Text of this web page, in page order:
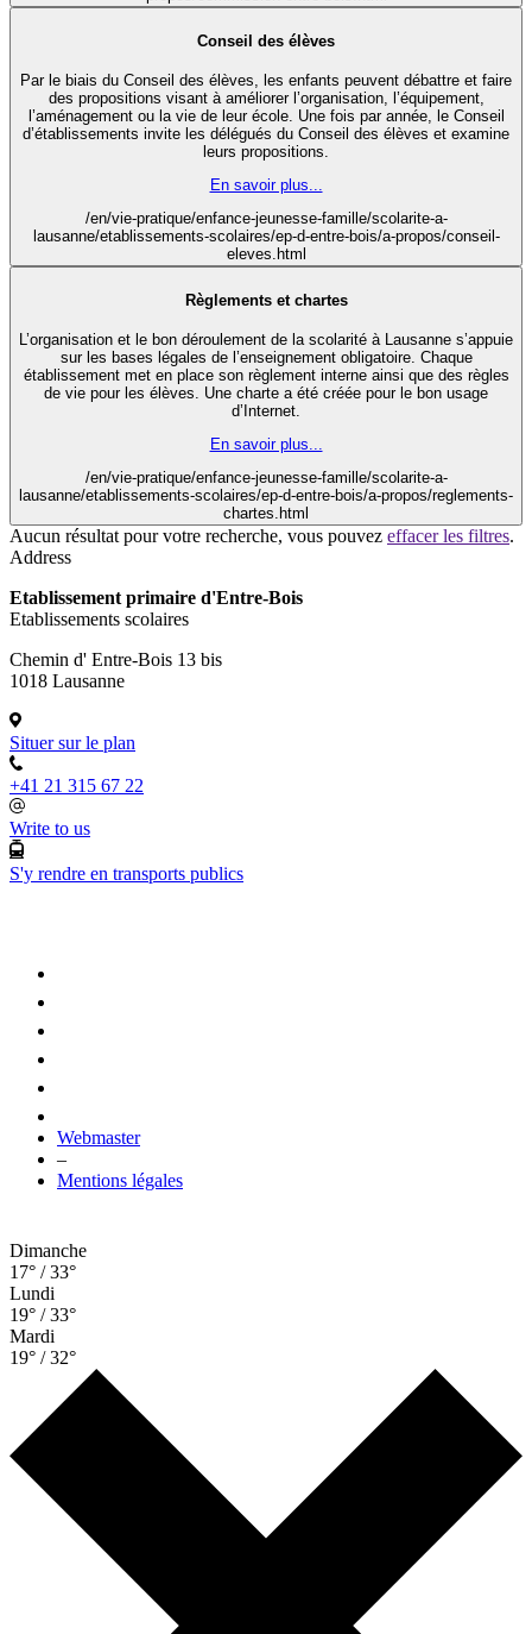
Conseil des élèves
Par le biais du Conseil des élèves, les enfants peuvent débattre et faire
des propositions visant à améliorer l’organisation, l’équipement,
l’aménagement ou la vie de leur école. Une fois par année, le Conseil
d’établissements invite les délégués du Conseil des élèves et examine
leurs propositions.
En savoir plus...
/en/vie-pratique/enfance-jeunesse-famille/scolarite-a-
lausanne/etablissements-scolaires/ep-d-entre-bois/a-propos/conseil-
eleves.html
Règlements et chartes
L’organisation et le bon déroulement de la scolarité à Lausanne s’appuie
sur les bases légales de l’enseignement obligatoire. Chaque
établissement met en place son règlement interne ainsi que des règles
de vie pour les élèves. Une charte a été créée pour le bon usage
d’Internet.
En savoir plus...
/en/vie-pratique/enfance-jeunesse-famille/scolarite-a-
lausanne/etablissements-scolaires/ep-d-entre-bois/a-propos/reglements-
chartes.html
Aucun résultat pour votre recherche, vous pouvez effacer les filtres.
Address
Etablissement primaire d'Entre-Bois
Etablissements scolaires
Chemin d' Entre-Bois 13 bis
1018 Lausanne
Situer sur le plan
+41 21 315 67 22
Write to us
S'y rendre en transports publics
Webmaster
–
Mentions légales
Dimanche
17° / 33°
Lundi
19° / 33°
Mardi
19° / 32°